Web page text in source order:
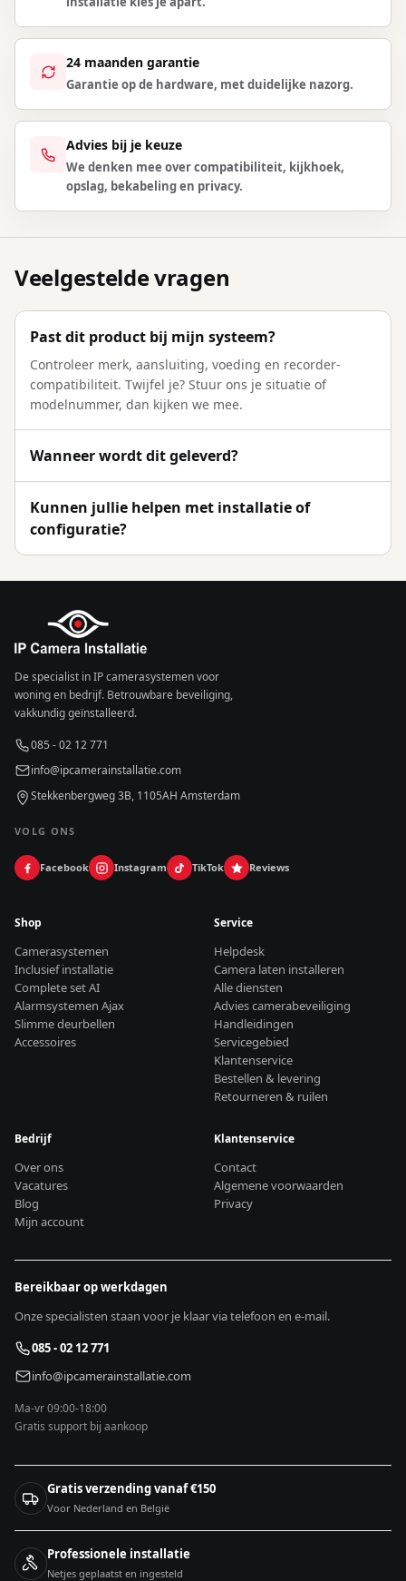
24 maanden garantie
Garantie op de hardware, met duidelijke nazorg.
Advies bij je keuze
We denken mee over compatibiliteit, kijkhoek,
opslag, bekabeling en privacy.
Veelgestelde vragen
Past dit product bij mijn systeem?
Controleer merk, aansluiting, voeding en recorder-
compatibiliteit. Twijfel je? Stuur ons je situatie of
modelnummer, dan kijken we mee.
Wanneer wordt dit geleverd?
Kunnen jullie helpen met installatie of
configuratie?
De specialist in IP camerasystemen voor
woning en bedrijf. Betrouwbare beveiliging,
vakkundig geïnstalleerd.
085 - 02 12 771
info@ipcamerainstallatie.com
Stekkenbergweg 3B, 1105AH Amsterdam
VOLG ONS
Facebook Instagram TikTok Reviews
Shop
Camerasystemen
Inclusief installatie
Complete set AI
Alarmsystemen Ajax
Slimme deurbellen
Accessoires
Service
Helpdesk
Camera laten installeren
Alle diensten
Advies camerabeveiliging
Handleidingen
Servicegebied
Klantenservice
Bestellen & levering
Retourneren & ruilen
Bedrijf
Over ons
Vacatures
Blog
Mijn account
Klantenservice
Contact
Algemene voorwaarden
Privacy
Bereikbaar op werkdagen
Onze specialisten staan voor je klaar via telefoon en e-mail.
085 - 02 12 771
info@ipcamerainstallatie.com
Ma-vr 09:00-18:00
Gratis support bij aankoop
Gratis verzending vanaf €150
Voor Nederland en België
Professionele installatie
Netjes geplaatst en ingesteld